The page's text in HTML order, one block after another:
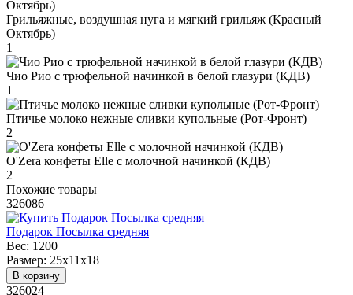
Грильяжные, воздушная нуга и мягкий грильяж (Красный
Октябрь)
1
Чио Рио с трюфельной начинкой в белой глазури (КДВ)
1
Птичье молоко нежные сливки купольные (Рот-Фронт)
2
O'Zera конфеты Elle с молочной начинкой (КДВ)
2
Похожие товары
326086
Подарок Посылка средняя
Вес: 1200
Размер: 25х11х18
В корзину
326024